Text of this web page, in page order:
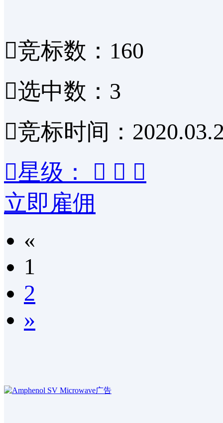
竞标数：160
选中数：3
竞标时间：
星级：   
立即雇佣
«
1
2
»